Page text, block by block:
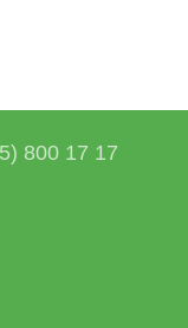
800 17 17